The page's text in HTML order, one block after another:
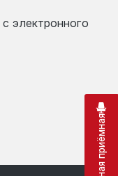
электронного